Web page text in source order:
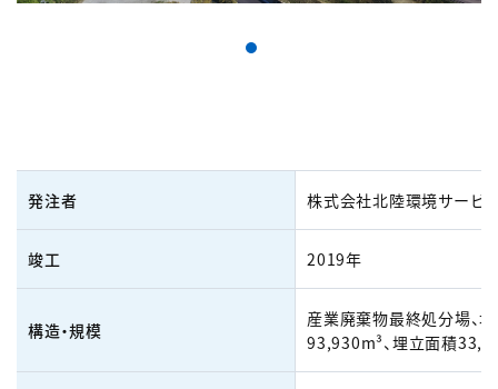
発注者 株式会社北陸環境サービ
竣工 2019年
構造・規模
産業廃棄物最終処分場、
93,930m³、埋立面積